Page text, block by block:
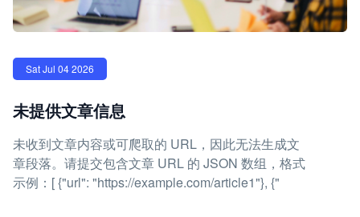
Sat Jul 04 2026
未提供文章信息
未收到文章内容或可爬取的 URL，因此无法生成文
章段落。请提交包含文章 URL 的 JSON 数组，格式
示例：[ {"url": "https://example.com/article1"}, {"